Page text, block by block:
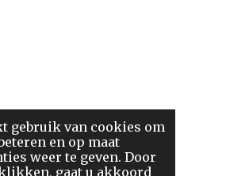
gebruik van cookies om
en op maat
weer te geven. Door
klikken, gaat u akkoord